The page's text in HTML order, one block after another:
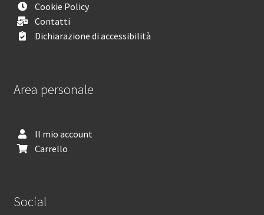
Cookie Policy
Contatti
Dichiarazione di accessibilità
Area personale
Il mio account
Carrello
Social